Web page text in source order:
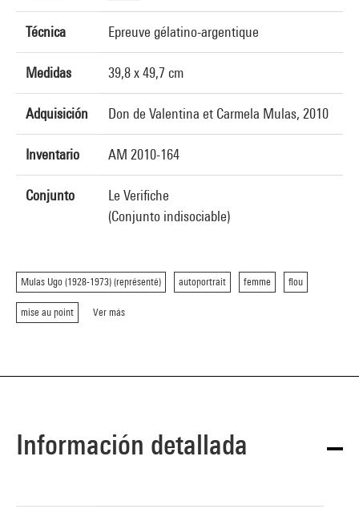
Técnica Epreuve gélatino-argentique
Medidas 39,8 x 49,7 cm
Adquisición Don de Valentina et Carmela Mulas, 2010
Inventario AM 2010-164
Conjunto
Le Verifiche
(Conjunto indisociable)
Mulas Ugo (1928-1973) (représenté) autoportrait femme flou
mise au point Ver más
Información detallada